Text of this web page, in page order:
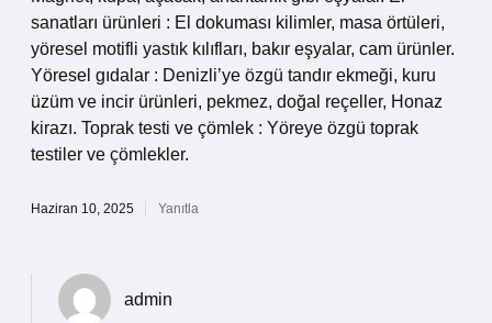
sanatları ürünleri : El dokuması kilimler, masa örtüleri,
yöresel motifli yastık kılıfları, bakır eşyalar, cam ürünler.
Yöresel gıdalar : Denizli’ye özgü tandır ekmeği, kuru
üzüm ve incir ürünleri, pekmez, doğal reçeller, Honaz
kirazı. Toprak testi ve çömlek : Yöreye özgü toprak
testiler ve çömlekler.
Haziran 10, 2025 Yanıtla
admin